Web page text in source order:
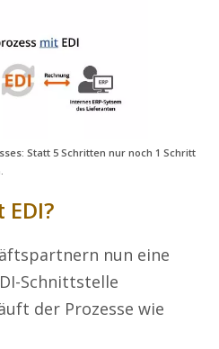
Statt 5 Schritten nur noch 1 Schritt
nun eine
Schnittstelle
der Prozesse wie